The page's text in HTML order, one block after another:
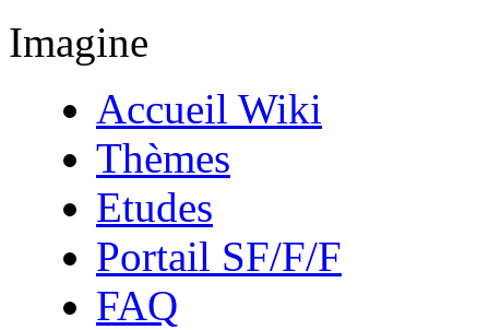
Imagine
Accueil Wiki
Thèmes
Etudes
Portail SF/F/F
FAQ